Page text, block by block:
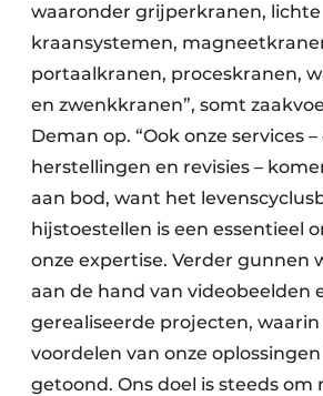
waaronder grijperkranen, lichte
kraansystemen,
portaalkranen, proceskranen,
en zwenkkranen”, somt
Deman op. “Ook onze services
herstellingen en revisies –
aan bod, want het
hijstoestellen is een essentieel
onze expertise. Verder gunnen
aan de hand van videobeelden
gerealiseerde projecten,
voordelen van onze
getoond. Ons doel is steeds